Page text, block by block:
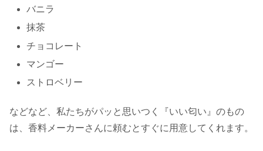
バニラ
抹茶
チョコレート
マンゴー
ストロベリー
などなど、私たちがパッと思いつく『いい匂い』のもの
は、香料メーカーさんに頼むとすぐに用意してくれます。